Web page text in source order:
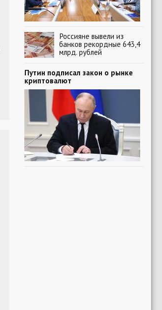
Россияне вывели из
банков рекордные 643,4
млрд. рублей
Путин подписал закон о рынке
криптовалют